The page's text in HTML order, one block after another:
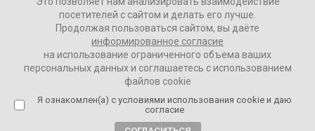
«Ваши новости»
Нашли ошибку? Выделите ее и нажмите Ctrl+Enter
Согласие пользователя на обработку данных
посетителей с сайтом и делать его лучше.
Продолжая пользоваться сайтом, вы даёте
информированное согласие
на использование ограниченного объема ваших
персональных данных и соглашаетесь с использованием
файлов cookie
Я ознакомлен(а) с условиями использования cookie и даю
согласие